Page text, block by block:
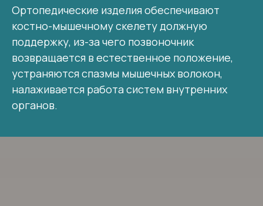
Ортопедические изделия обеспечивают
костно-мышечному скелету должную
поддержку, из-за чего позвоночник
возвращается в естественное положение,
устраняются спазмы мышечных волокон,
налаживается работа систем внутренних
органов.